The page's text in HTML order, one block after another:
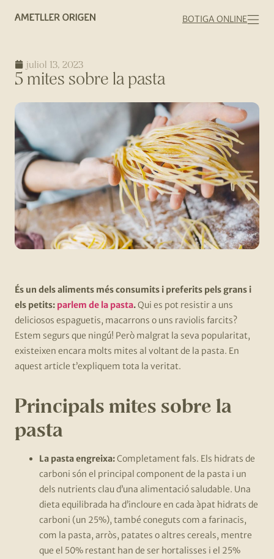
BOTIGA ONLINE
juliol 13, 2023
5 mites sobre la pasta
És un dels aliments més consumits i preferits pels grans i
els petits: parlem de la pasta.Qui es pot resistir a uns
deliciosos espaguetis, macarrons o uns raviolis farcits?
Estem segurs que ningú! Però malgrat la seva popularitat,
existeixen encara molts mites al voltant de la pasta. En
aquest article t’expliquem tota la veritat.
Principals mites sobre la
pasta
La pasta engreixa:Completament fals. Els hidrats de
carboni són el principal component de la pasta i un
dels nutrients clau d’una alimentació saludable. Una
dieta equilibrada ha d’incloure en cada àpat hidrats de
carboni (un 25%), també coneguts com a farinacis,
com la pasta, arròs, patates o altres cereals, mentre
que el 50% restant han de ser hortalisses i el 25%